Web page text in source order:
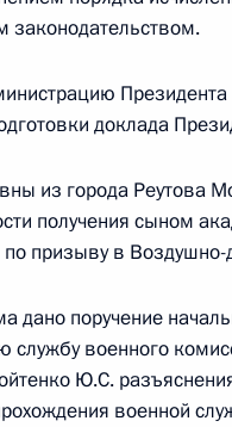
поручения,
жителя
Федерации
граждан в
законодательством.
доклада
из города Реутова
получения сыном
призыву в Воздушно-
дано поручение
службу военного
Ю.С.
военной